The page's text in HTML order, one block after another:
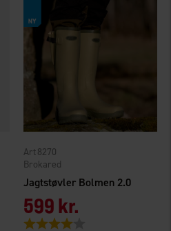
Jagtstøvler Bolmen 2.0
Brokared
8270
599 kr.
Vurdering: